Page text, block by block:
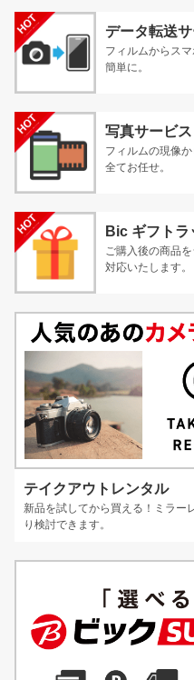
データ転送
フィルムからス
簡単に。
写真サービス
フィルムの現像
全てお任せ。
Bic ギフトラ
ご購入後の商品
対応いたします。
テイクアウトレンタル
新品を試してから買える！ミラー
り検討できます。